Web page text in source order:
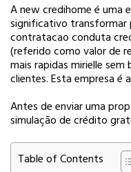
A new credihome é uma
significativo transformar
contratacao conduta
(referido como valor de
mais rapidas mirielle
clientes.Esta empresa é
Antes de enviar uma
simulação de crédito
Table of Contents